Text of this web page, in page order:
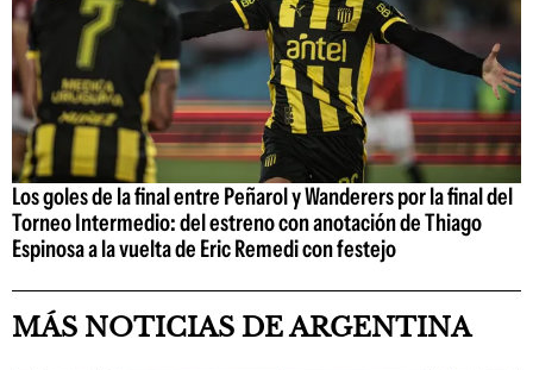
Los goles de la final entre Peñarol y Wanderers por la final del
Torneo Intermedio: del estreno con anotación de Thiago
Espinosa a la vuelta de Eric Remedi con festejo
MÁS NOTICIAS DE ARGENTINA